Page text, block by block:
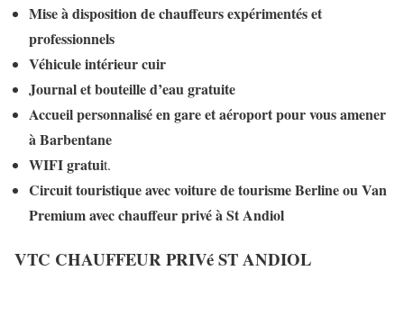
Mise à disposition de chauffeurs expérimentés et
professionnels
Véhicule intérieur cuir
Journal et bouteille d’eau gratuite
Accueil personnalisé en gare et aéroport pour vous amener
à Barbentane
WIFI gratuit.
Circuit touristique avec voiture de tourisme Berline ou Van
Premium avec chauffeur privé à St Andiol
VTC CHAUFFEUR PRIVé ST ANDIOL